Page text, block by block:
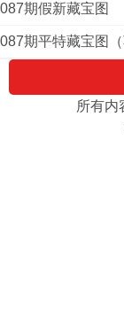
087期假新藏宝图
087期平特藏宝图（
所有内